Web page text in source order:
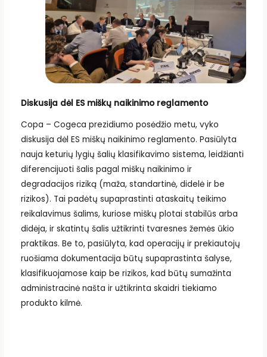
Diskusija dėl ES miškų naikinimo reglamento
Copa – Cogeca prezidiumo posėdžio metu, vyko
diskusija dėl ES miškų naikinimo reglamento. Pasiūlyta
nauja keturių lygių šalių klasifikavimo sistema, leidžianti
diferencijuoti šalis pagal miškų naikinimo ir
degradacijos riziką (maža, standartinė, didelė ir be
rizikos). Tai padėtų supaprastinti ataskaitų teikimo
reikalavimus šalims, kuriose miškų plotai stabilūs arba
didėja, ir skatintų šalis užtikrinti tvaresnes žemės ūkio
praktikas. Be to, pasiūlyta, kad operacijų ir prekiautojų
ruošiama dokumentacija būtų supaprastinta šalyse,
klasifikuojamose kaip be rizikos, kad būtų sumažinta
administracinė našta ir užtikrinta skaidri tiekiamo
produkto kilmė.